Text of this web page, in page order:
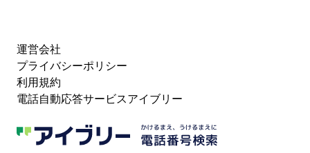
運営会社
プライバシーポリシー
利用規約
電話自動応答サービスアイブリー